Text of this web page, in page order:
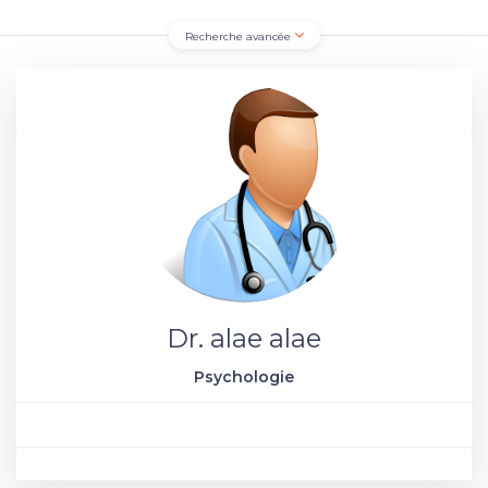
Recherche avancée
Dr. alae alae
Psychologie